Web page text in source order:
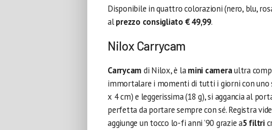
Disponibile in quattro colorazioni (nero, blu,
alprezzo consigliato € 49,99.
Nilox Carrycam
Carrycam di Nilox, è lamini cameraultra
immortalare i momenti di tutti i giorni con uno
x 4 cm) e leggerissima (18 g), si aggancia al
perfetta da portare sempre con sé. Registra
aggiunge un tocco lo-fi anni ’90 grazie a5 filtri